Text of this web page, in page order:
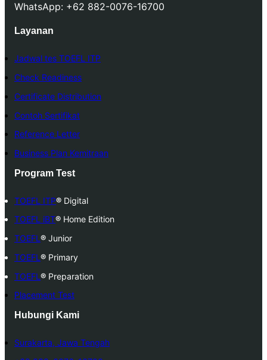
WhatsApp: +62 882-0076-16700
Layanan
Jadwal tes TOEFL ITP
Check Readiness
Certificate Distribution
Contoh Sertifikat
Reference Letter
Business Plan Kemitraan
Program Test
TOEFL ITP® Digital
TOEFL iBT® Home Edition
TOEFL ® Junior
TOEFL ® Primary
TOEFL ® Preparation
Placement Test
Hubungi Kami
Surakarta, Jawa Tengah